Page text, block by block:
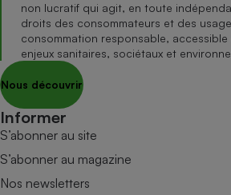
non lucratif qui agit, en toute
droits des consommateurs et des
consommation responsable,
enjeux sanitaires, sociétaux et
Nous découvrir
Informer
S’abonner au site
S’abonner au magazine
Nos newsletters